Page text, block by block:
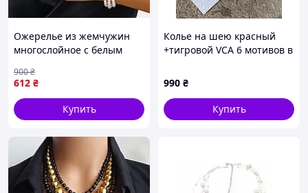
Ожерелье из жемчужин
многослойное с белым
жемчужин, браслет из
жемчужин
612 ₴
900₴
Купить
Колье на шею красный
+тигровой VCA 6 мотивов в
990 ₴
Купить